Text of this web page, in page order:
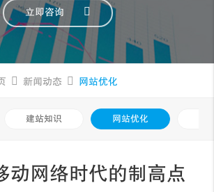
立即咨询
新闻动态 网站优化
建站知识 网站优化
动网络时代的制高点